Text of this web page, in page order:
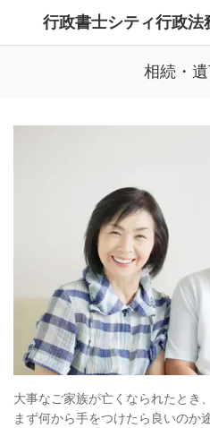
行政書士シティ行政法
相続・
大事なご家族が亡くなられたとき
まず何から手をつけたら良いのか